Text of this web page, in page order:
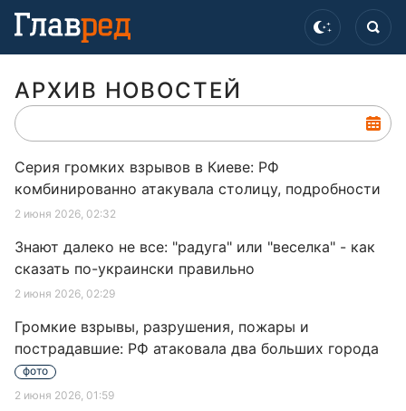
АРХИВ НОВОСТЕЙ
Серия громких взрывов в Киеве: РФ
комбинированно атакувала столицу, подробности
2 июня 2026, 02:32
Знают далеко не все: "радуга" или "веселка" - как
сказать по-украински правильно
2 июня 2026, 02:29
Громкие взрывы, разрушения, пожары и
пострадавшие: РФ атаковала два больших города
фото
2 июня 2026, 01:59